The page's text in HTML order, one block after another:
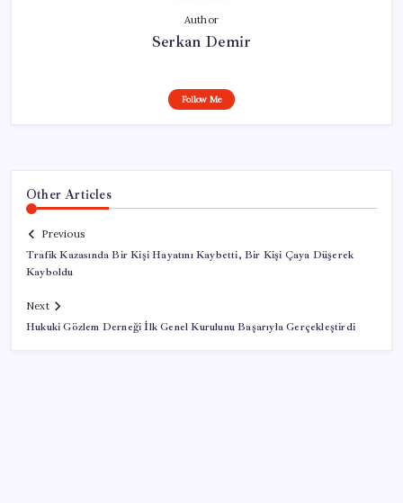
Author
Serkan Demir
Follow Me
Other Articles
Previous
Trafik Kazasında Bir Kişi Hayatını Kaybetti, Bir Kişi Çaya Düşerek
Kayboldu
Next
Hukuki Gözlem Derneği İlk Genel Kurulunu Başarıyla Gerçekleştirdi